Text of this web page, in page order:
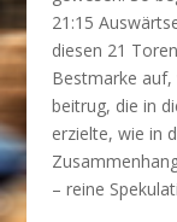
21:15
diesen 21
Bestmarke auf,
beitrug, die in
erzielte, wie in
– reine